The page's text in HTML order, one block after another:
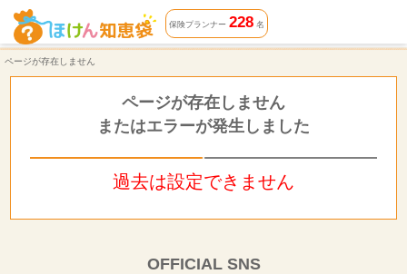
ページが存在しません | ほけん知恵袋
保険プランナー 228名
ページが存在しません
ページが存在しません
またはエラーが発生しました
過去は設定できません
OFFICIAL SNS